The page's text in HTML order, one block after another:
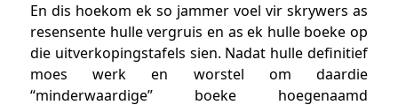
En dis hoekom ek so jammer voel vir skrywers as
resensente hulle vergruis en as ek hulle boeke op
die uitverkopingstafels sien. Nadat hulle definitief
moes werk en worstel om daardie
“minderwaardige” boeke hoegenaamd